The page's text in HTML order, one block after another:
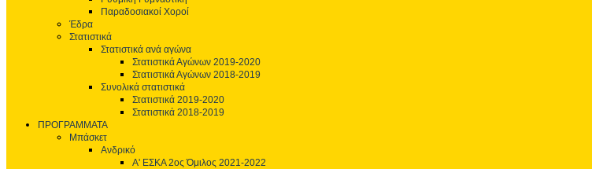
Παραδοσιακοί Χοροί
Έδρα
Στατιστικά
Στατιστικά ανά αγώνα
Στατιστικά Αγώνων 2019-2020
Στατιστικά Αγώνων 2018-2019
Συνολικά στατιστικά
Στατιστικά 2019-2020
Στατιστικά 2018-2019
ΠΡΟΓΡΑΜΜΑΤΑ
Μπάσκετ
Ανδρικό
Α' ΕΣΚΑ 2ος Όμιλος 2021-2022